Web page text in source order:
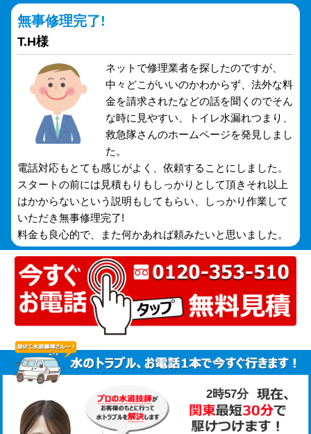
無事修理完了!
T.H様
ネットで修理業者を探したのですが、
中々どこがいいのかわからず、法外な料
金を請求されたなどの話を聞くのでそん
な時に見やすい、トイレ水漏れつまり、
救急隊さんのホームページを発見しまし
た。
電話対応もとても感じがよく、依頼することにしました。
スタートの前には見積もりもしっかりとして頂きそれ以上
はかからないという説明もしてもらい、しっかり作業して
いただき無事修理完了!
料金も良心的で、また何かあれば頼みたいと思いました。
2時57分